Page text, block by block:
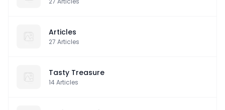
Articles
27 Articles
Tasty Treasure
14Articles